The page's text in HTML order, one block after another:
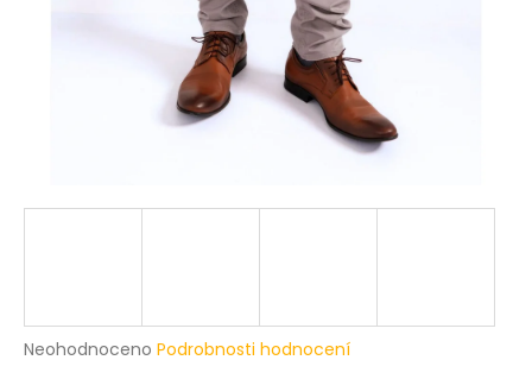
Průměrné
Neohodnoceno Podrobnosti hodnocení